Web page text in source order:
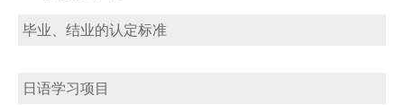
毕业、结业的认定标准
日语学习项目